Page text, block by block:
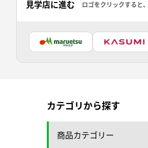
見学店に進む ロゴをクリックすると
カテゴリから探す
商品カテゴリー